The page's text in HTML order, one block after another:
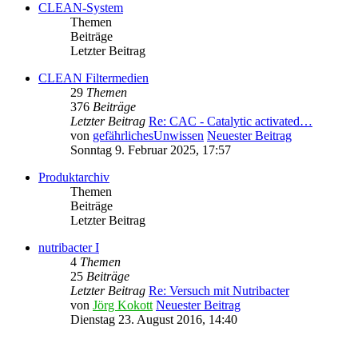
CLEAN-System
Themen
Beiträge
Letzter Beitrag
CLEAN Filtermedien
29 Themen
376 Beiträge
Letzter Beitrag Re: CAC - Catalytic activated…
von gefährlichesUnwissen Neuester Beitrag
Sonntag 9. Februar 2025, 17:57
Produktarchiv
Themen
Beiträge
Letzter Beitrag
nutribacter I
4 Themen
25 Beiträge
Letzter Beitrag Re: Versuch mit Nutribacter
von Jörg Kokott Neuester Beitrag
Dienstag 23. August 2016, 14:40